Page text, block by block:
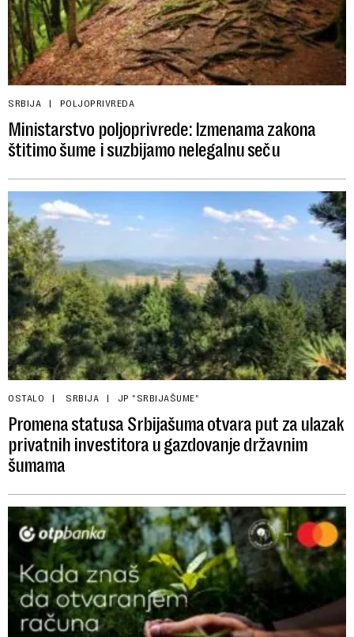
SRBIJA POLJOPRIVREDA
Ministarstvo poljoprivrede: Izmenama zakona
štitimo šume i suzbijamo nelegalnu seču
OSTALO SRBIJA JP "SRBIJAŠUME"
Promena statusa Srbijašuma otvara put za ulazak
privatnih investitora u gazdovanje državnim
šumama